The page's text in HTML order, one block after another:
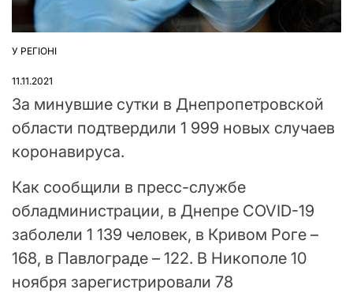
ОПУБЛІКУВАТИ
У РЕГІОНІ
11.11.2021
За минувшие сутки в Днепропетровской
области подтвердили 1 999 новых случаев
коронавируса.
Как сообщили в пресс-службе
обладминистрации, в Днепре COVID-19
заболели 1 139 человек, в Кривом Роге –
168, в Павлограде – 122. В Никополе 10
ноября зарегистрировали 78